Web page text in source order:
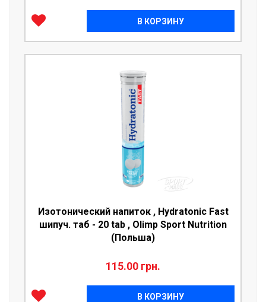
В КОРЗИНУ
Изотонический напиток , Hydratonic Fast
шипуч. таб - 20 tab , Olimp Sport Nutrition
(Польша)
115.00 грн.
В КОРЗИНУ